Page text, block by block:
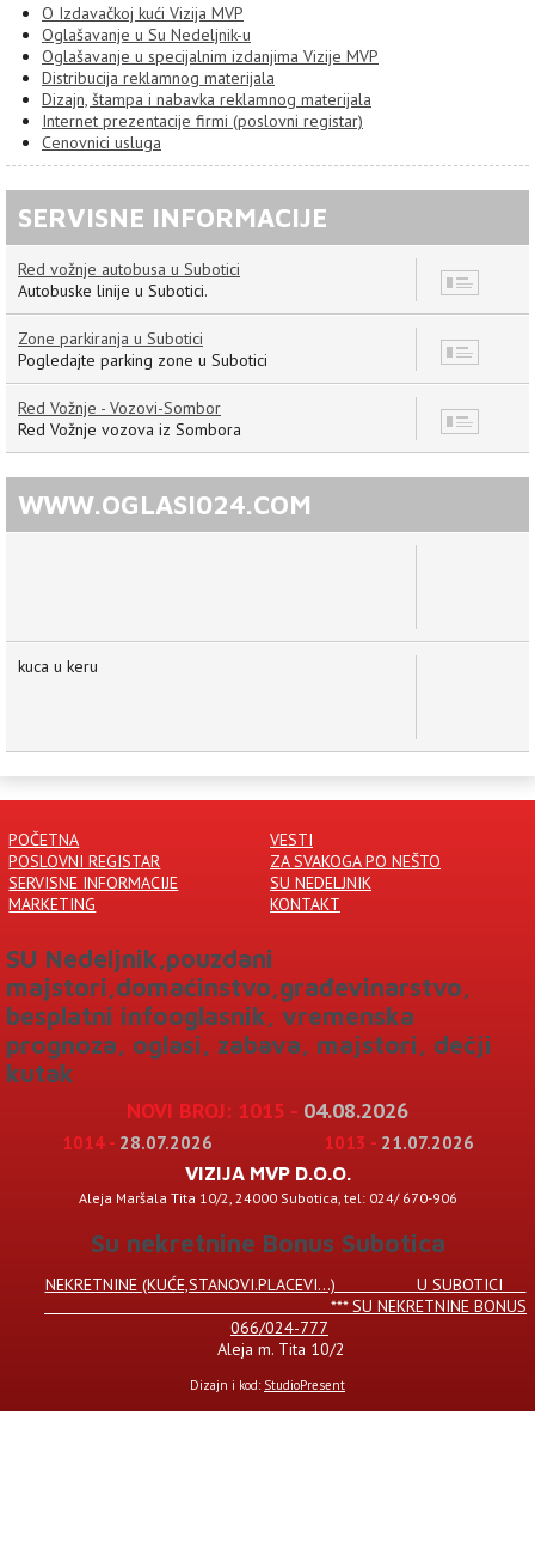
O Izdavačkoj kući Vizija MVP
Oglašavanje u Su Nedeljnik-u
Oglašavanje u specijalnim izdanjima Vizije MVP
Distribucija reklamnog materijala
Dizajn, štampa i nabavka reklamnog materijala
Internet prezentacije firmi (poslovni registar)
Cenovnici usluga
SERVISNE INFORMACIJE
Red vožnje autobusa u Subotici
Autobuske linije u Subotici.
Zone parkiranja u Subotici
Pogledajte parking zone u Subotici
Red Vožnje - Vozovi-Sombor
Red Vožnje vozova iz Sombora
WWW.OGLASI024.COM
kuca u keru
POČETNA
VESTI
POSLOVNI REGISTAR
ZA SVAKOGA PO NEŠTO
SERVISNE INFORMACIJE
SU NEDELJNIK
MARKETING
KONTAKT
SU Nedeljnik,pouzdani
majstori,domaćinstvo,građevinarstvo,
besplatni infooglasnik, vremenska
prognoza, oglasi, zabava, majstori, dečji
kutak
1015 - 04.08.2026
1014 - 28.07.2026 1013 - 21.07.2026
VIZIJA MVP D.O.O.
Aleja Maršala Tita 10/2, 24000 Subotica, tel: 024/ 670-906
Su nekretnine Bonus Subotica
NEKRETNINE (KUĆE,STANOVI.PLACEVI...) U SUBOTICI
*** SU NEKRETNINE BONUS
066/024-777
Aleja m. Tita 10/2
Dizajn i kod: StudioPresent